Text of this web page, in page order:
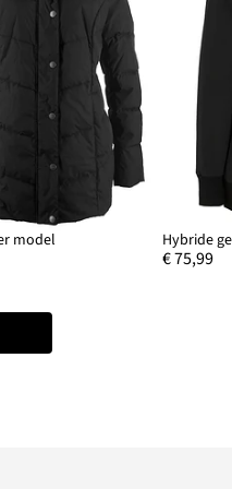
model
€ 75,99